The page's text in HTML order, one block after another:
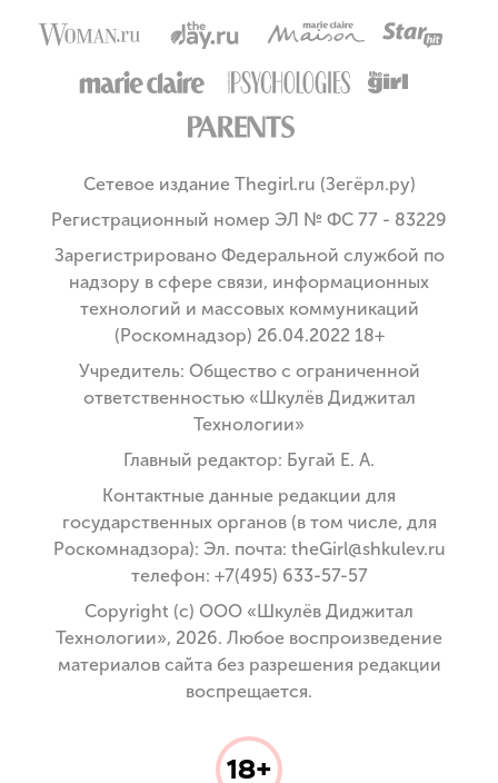
Сетевое издание Thegirl.ru (Зегёрл.ру)
Регистрационный номер ЭЛ № ФС 77 - 83229
Зарегистрировано Федеральной службой по
надзору в сфере связи, информационных
технологий и массовых коммуникаций
(Роскомнадзор) 26.04.2022 18+
Учредитель: Общество с ограниченной
ответственностью «Шкулёв Диджитал
Технологии»
Главный редактор: Бугай Е. А.
Контактные данные редакции для
государственных органов (в том числе, для
Роскомнадзора): Эл. почта: theGirl@shkulev.ru
телефон: +7(495) 633-57-57
Copyright (с) ООО «Шкулёв Диджитал
Технологии», 2026. Любое воспроизведение
материалов сайта без разрешения редакции
воспрещается.
18+